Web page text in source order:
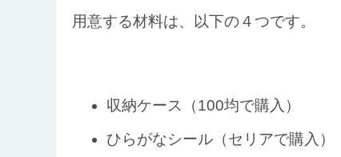
用意する材料は、以下の４つです。
収納ケース（100均で購入）
ひらがなシール（セリアで購入）